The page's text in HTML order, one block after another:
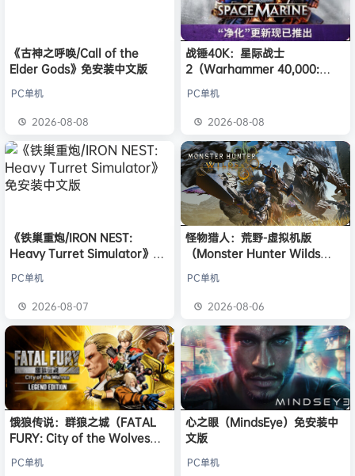
《古神之呼唤/Call of the
Elder Gods》免安装中文版
PC单机
2026-08-08
战锤40K：星际战士
2（Warhammer 40,000:
版
PC单机
2026-08-08
《铁巢重炮/IRON NEST:
Heavy Turret Simulator》免
PC单机
2026-08-07
怪物猎人：荒野-虚拟机版
（Monster Hunter Wilds
PC单机
2026-08-06
饿狼传说：群狼之城（FATAL
FURY: City of the Wolves）
PC单机
心之眼（MindsEye）免安装中
文版
PC单机